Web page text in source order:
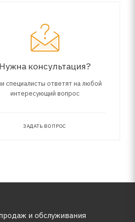
Нужна консультация?
специалисты ответят на любой
интересующий вопрос
ЗАДАТЬ ВОПРОС
и обслуживания